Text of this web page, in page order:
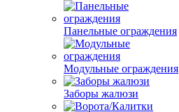
Панельные ограждения
Модульные ограждения
Заборы жалюзи